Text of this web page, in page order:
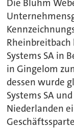
Die Bluhm
Systems SA in
in Gingelom
dessen wurde
Systems SA
Niederlanden